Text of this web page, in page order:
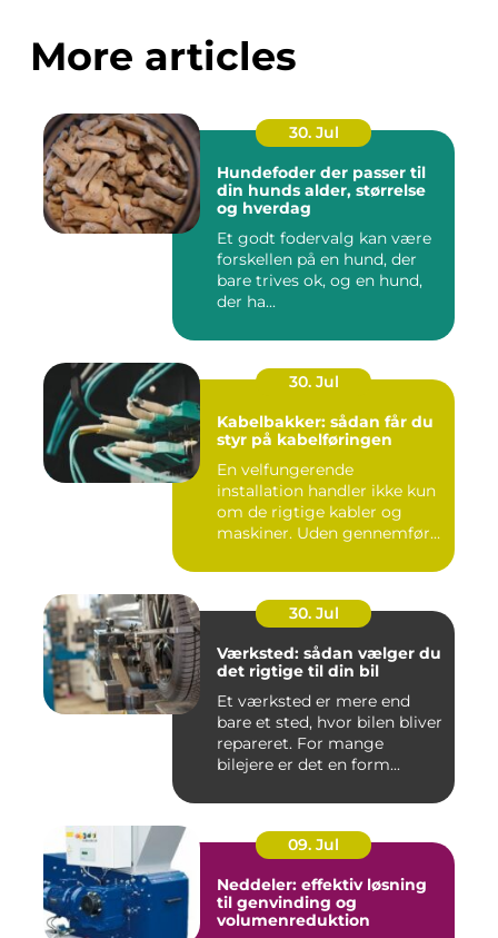
More articles
30. Jul
Hundefoder der passer til
din hunds alder, størrelse
og hverdag
Et godt fodervalg kan være
forskellen på en hund, der
bare trives ok, og en hund,
der ha...
30. Jul
Kabelbakker: sådan får du
styr på kabelføringen
En velfungerende
installation handler ikke kun
om de rigtige kabler og
maskiner. Uden gennemført
30. Jul
Værksted: sådan vælger du
det rigtige til din bil
Et værksted er mere end
bare et sted, hvor bilen bliver
repareret. For mange
bilejere er det en form...
09. Jul
Neddeler: effektiv løsning
til genvinding og
volumenreduktion